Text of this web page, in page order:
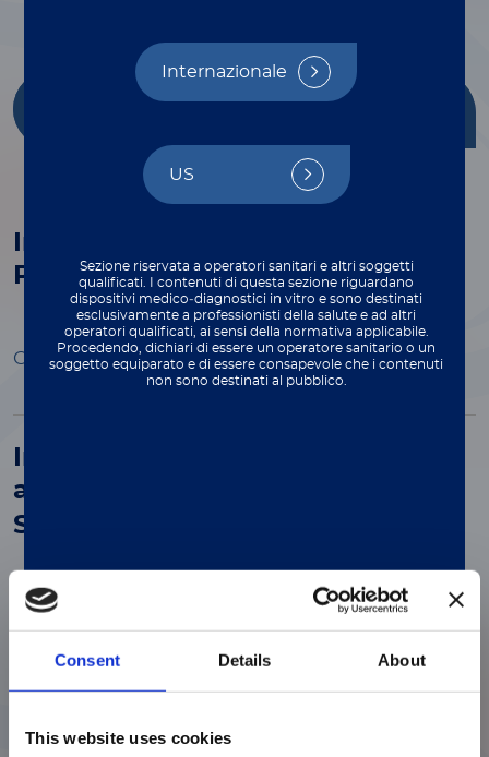
Consent Details About
This website uses cookies
Internazionale
US
Sezione riservata a operatori sanitari e altri soggetti
qualificati. I contenuti di questa sezione riguardano
dispositivi medico‑diagnostici in vitro e sono destinati
esclusivamente a professionisti della salute e ad altri
operatori qualificati, ai sensi della normativa applicabile.
Procedendo, dichiari di essere un operatore sanitario o un
soggetto equiparato e di essere consapevole che i contenuti
non sono destinati al pubblico.
Getting Started
Multiplex
Introducing Sheath Concentrate
PLUS for xMAP®Systems
Open Preview
Introducing Sheath Fluid PLUS
and Drive Fluid PLUS for xMAP
Systems
Open Preview
Kinetics Using xMAP®